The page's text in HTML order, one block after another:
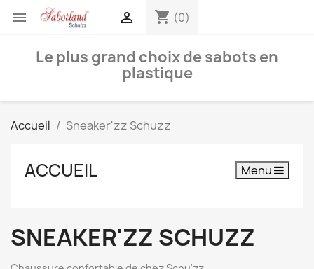
 shopping_cart (0)

Le plus grand choix de sabots en
plastique
Accueil Sneaker'zz Schuzz
ACCUEIL Menu
SNEAKER'ZZ SCHUZZ